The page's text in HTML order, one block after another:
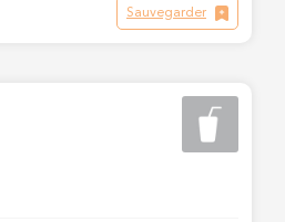
Sauvegarder